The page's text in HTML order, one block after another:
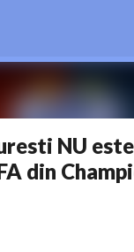
la conținutul
NU
din